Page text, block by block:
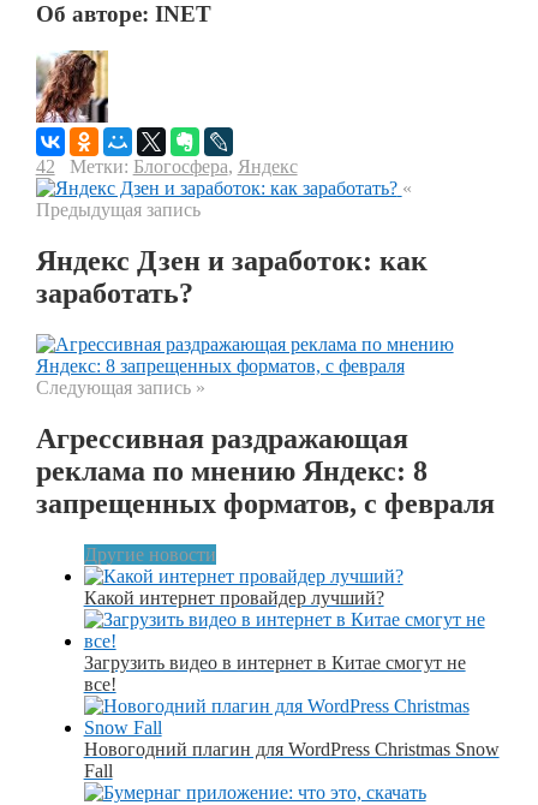
Об авторе: INET
42 Метки: Блогосфера, Яндекс
«
Предыдущая запись
Яндекс Дзен и заработок: как
заработать?
Следующая запись »
Агрессивная раздражающая
реклама по мнению Яндекс: 8
запрещенных форматов, с февраля
Другие новости
Какой интернет провайдер лучший?
Загрузить видео в интернет в Китае смогут не
все!
Новогодний плагин для WordPress Christmas Snow
Fall